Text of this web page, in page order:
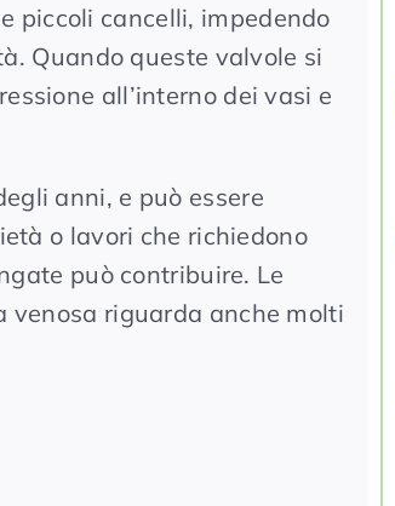
piccoli cancelli, impedendo
Quando queste valvole si
all’interno dei vasi e
anni, e può essere
o lavori che richiedono
può contribuire. Le
venosa riguarda anche molti